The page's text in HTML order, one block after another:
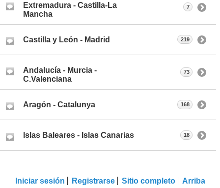
Extremadura - Castilla-La
Mancha
7
Castilla y León - Madrid 219
Andalucía - Murcia -
C.Valenciana
73
Aragón - Catalunya 168
Islas Baleares - Islas Canarias 18
Iniciar sesión Registrarse Sitio completo Arriba